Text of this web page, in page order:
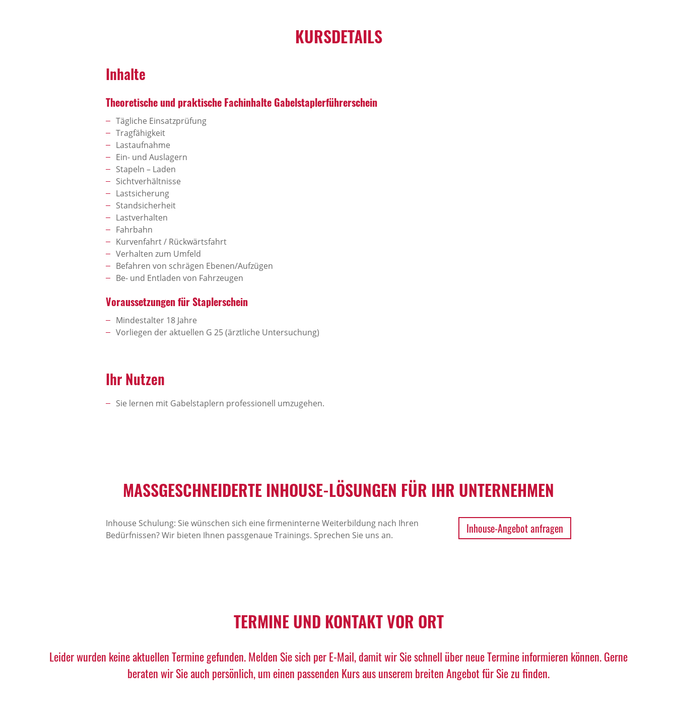
KURSDETAILS
Inhalte
Theoretische und praktische Fachinhalte Gabelstaplerführerschein
Tägliche Einsatzprüfung
Tragfähigkeit
Lastaufnahme
Ein- und Auslagern
Stapeln – Laden
Sichtverhältnisse
Lastsicherung
Standsicherheit
Lastverhalten
Fahrbahn
Kurvenfahrt / Rückwärtsfahrt
Verhalten zum Umfeld
Befahren von schrägen Ebenen/Aufzügen
Be- und Entladen von Fahrzeugen
Voraussetzungen für Staplerschein
Mindestalter 18 Jahre
Vorliegen der aktuellen G 25 (ärztliche Untersuchung)
Ihr Nutzen
Sie lernen mit Gabelstaplern professionell umzugehen.
MASSGESCHNEIDERTE INHOUSE-LÖSUNGEN FÜR IHR UNTERNEHMEN
Inhouse Schulung: Sie wünschen sich eine firmeninterne Weiterbildung nach Ihren
Bedürfnissen? Wir bieten Ihnen passgenaue Trainings. Sprechen Sie uns an.
Inhouse-Angebot anfragen
TERMINE UND KONTAKT VOR ORT
Leider wurden keine aktuellen Termine gefunden. Melden Sie sich per E-Mail, damit wir Sie schnell über neue Termine informieren können. Gerne
beraten wir Sie auch persönlich, um einen passenden Kurs aus unserem breiten Angebot für Sie zu finden.